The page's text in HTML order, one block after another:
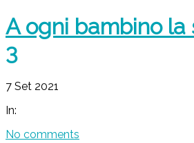
A ogni bambino la
3
7 Set 2021
In:
No comments